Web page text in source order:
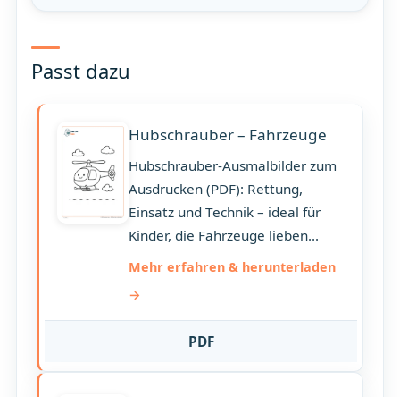
Passt dazu
Hubschrauber – Fahrzeuge
Hubschrauber-Ausmalbilder zum
Ausdrucken (PDF): Rettung,
Einsatz und Technik – ideal für
Kinder, die Fahrzeuge lieben...
Mehr erfahren & herunterladen
PDF